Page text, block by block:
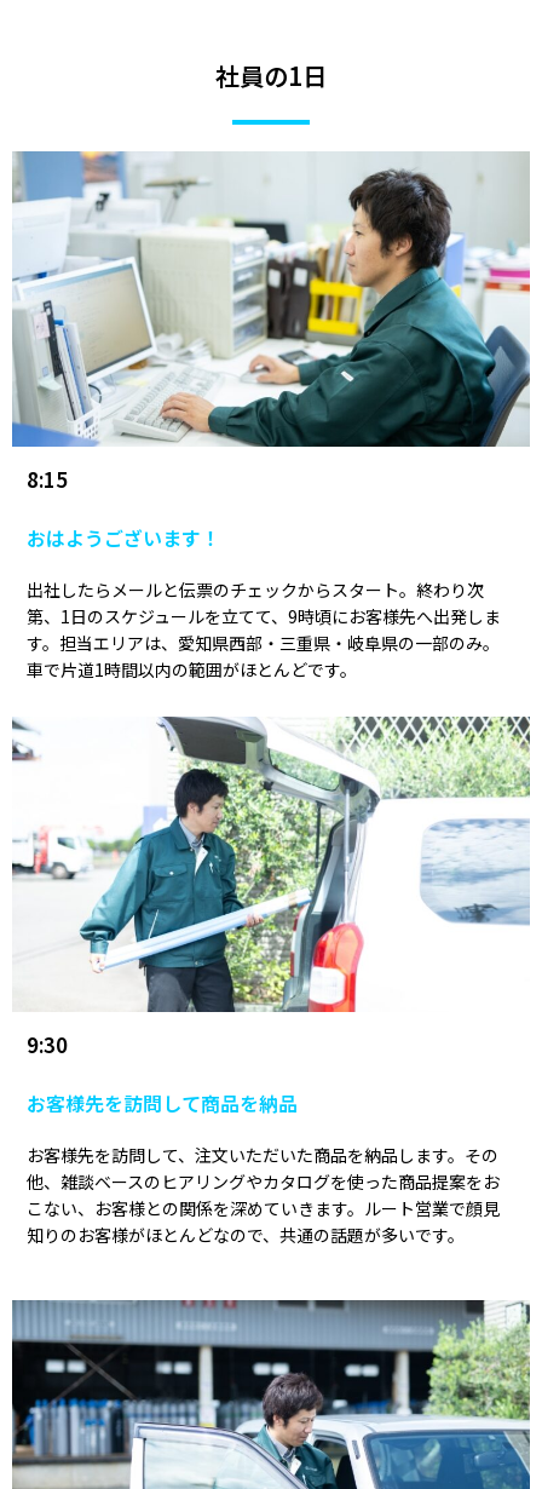
社員の1日
8:15
おはようございます！
出社したらメールと伝票のチェックからスタート。終わり次
第、1日のスケジュールを立てて、9時頃にお客様先へ出発しま
す。担当エリアは、愛知県西部・三重県・岐阜県の一部のみ。
車で片道1時間以内の範囲がほとんどです。
9:30
お客様先を訪問して商品を納品
お客様先を訪問して、注文いただいた商品を納品します。その
他、雑談ベースのヒアリングやカタログを使った商品提案をお
こない、お客様との関係を深めていきます。ルート営業で顔見
知りのお客様がほとんどなので、共通の話題が多いです。